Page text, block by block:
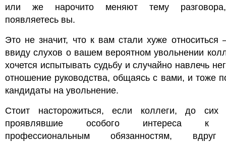
или же нарочито меняют тему
появляетесь вы.
Это не значит, что к вам стали хуже относиться
ввиду слухов о вашем вероятном увольнении
хочется испытывать судьбу и случайно навлечь
отношение руководства, общаясь с вами, и тоже
кандидаты на увольнение.
Стоит насторожиться, если коллеги, до
проявлявшие особого интереса к
профессиональным обязанностям,